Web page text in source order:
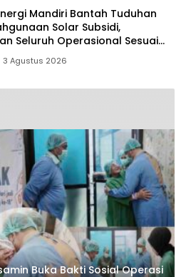
Mandiri Bantah Tuduhan
Solar Subsidi,
Seluruh Operasional Sesuai
3 Agustus 2026
Buka Bakti Sosial Operasi